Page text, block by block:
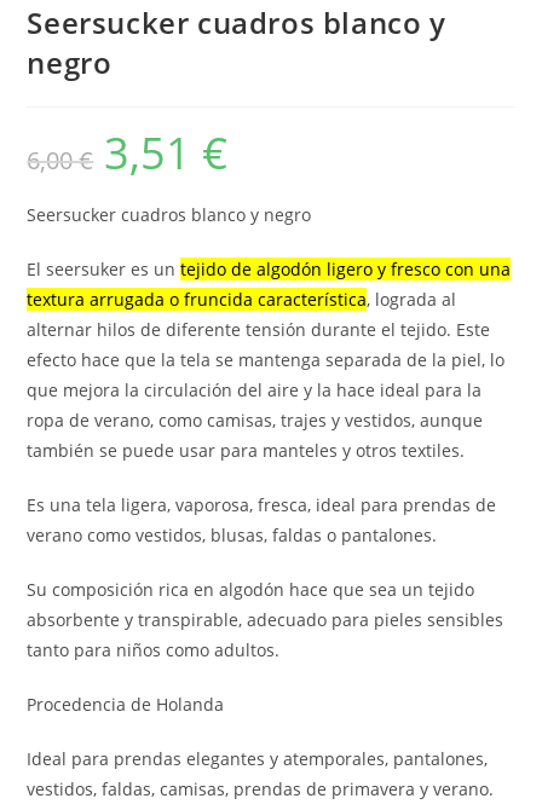
Seersucker cuadros blanco y
negro
6,00€
El
precio
original
3,51 €
Seersucker cuadros blanco y negro
El seersuker es untejido de algodón ligero y fresco con una
textura arrugada o fruncida característica, lograda al
alternar hilos de diferente tensión durante el tejido. Este
efecto hace que la tela se mantenga separada de la piel, lo
que mejora la circulación del aire y la hace ideal para la
ropa de verano, como camisas, trajes y vestidos, aunque
también se puede usar para manteles y otros textiles.
Es una tela ligera, vaporosa, fresca, ideal para prendas de
verano como vestidos, blusas, faldas o pantalones.
Su composición rica en algodón hace que sea un tejido
absorbente y transpirable, adecuado para pieles sensibles
tanto para niños como adultos.
Procedencia de Holanda
Ideal para prendas elegantes y atemporales, pantalones,
vestidos, faldas, camisas, prendas de primavera y verano.